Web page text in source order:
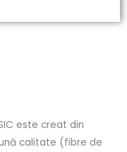
este creat din
calitate (fibre de